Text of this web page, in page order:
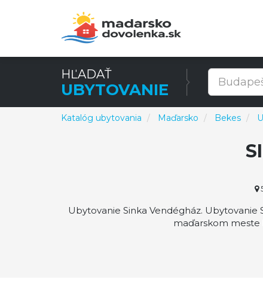
HĽADAŤ
UBYTOVANIE
Katalóg ubytovania Maďarsko Bekes
Ubytovanie Sinka Vendégház. Ubytovanie
maďarskom meste